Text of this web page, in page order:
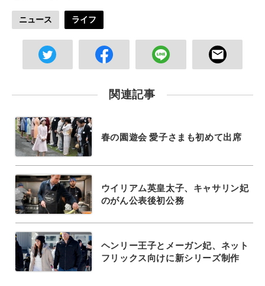
ニュース ライフ
関連記事
春の園遊会 愛子さまも初めて出席
ウイリアム英皇太子、キャサリン妃
のがん公表後初公務
ヘンリー王子とメーガン妃、ネット
フリックス向けに新シリーズ制作